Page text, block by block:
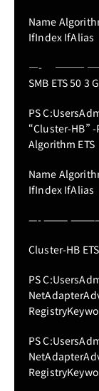
Name
IfIndex IfAlias
—- ———
SMB ETS 50 3
PS
“Cluster-HB”
Algorithm ETS
Name
IfIndex IfAlias
—- ———
Cluster-HB
PS
PS